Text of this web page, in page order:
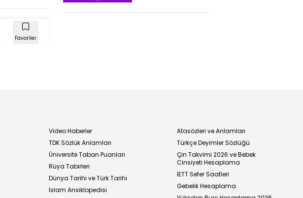
Favoriler
Sanat Müziği
Video Haberler
TDK Sözlük Anlamları
Üniversite Taban Puanları
Rüya Tabirleri
Dünya Tarihi ve Türk Tarihi
İslam Ansiklopedisi
Atasözleri ve Anlamları
Türkçe Deyimler Sözlüğü
Çin Takvimi 2026 ve Bebek
Cinsiyeti Hesaplama
İETT Sefer Saatleri
Gebelik Hesaplama